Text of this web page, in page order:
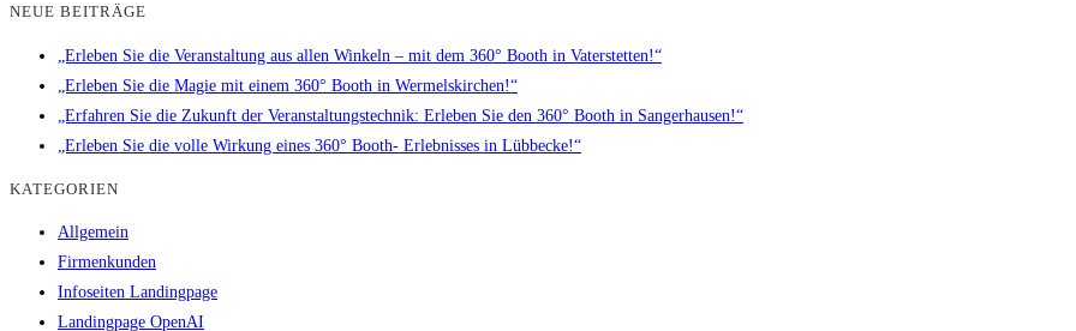
NEUE BEITRÄGE
„Erleben Sie die Veranstaltung aus allen Winkeln – mit dem 360° Booth in Vaterstetten!“
„Erleben Sie die Magie mit einem 360° Booth in Wermelskirchen!“
„Erfahren Sie die Zukunft der Veranstaltungstechnik: Erleben Sie den 360° Booth in Sangerhausen!“
„Erleben Sie die volle Wirkung eines 360° Booth- Erlebnisses in Lübbecke!“
KATEGORIEN
Allgemein
Firmenkunden
Infoseiten Landingpage
Landingpage OpenAI